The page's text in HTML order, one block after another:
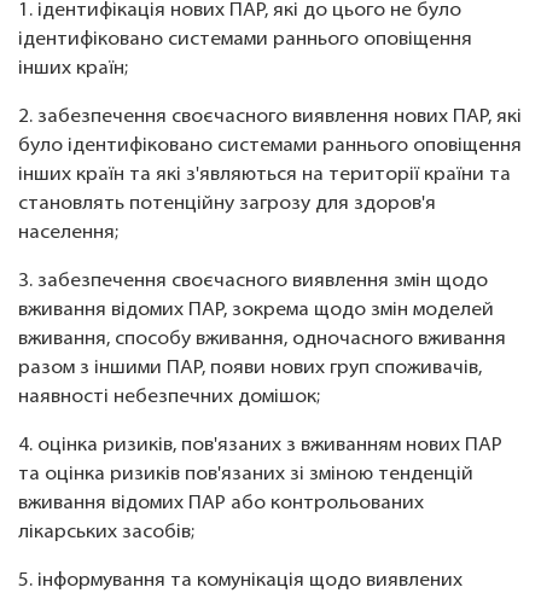
1. ідентифікація нових ПАР, які до цього не було
ідентифіковано системами раннього оповіщення
інших країн;
2. забезпечення своєчасного виявлення нових ПАР, які
було ідентифіковано системами раннього оповіщення
інших країн та які з'являються на території країни та
становлять потенційну загрозу для здоров'я
населення;
3. забезпечення своєчасного виявлення змін щодо
вживання відомих ПАР, зокрема щодо змін моделей
вживання, способу вживання, одночасного вживання
разом з іншими ПАР, появи нових груп споживачів,
наявності небезпечних домішок;
4. оцінка ризиків, пов'язаних з вживанням нових ПАР
та оцінка ризиків пов'язаних зі зміною тенденцій
вживання відомих ПАР або контрольованих
лікарських засобів;
5. інформування та комунікація щодо виявлених